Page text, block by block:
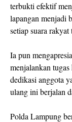
terbukti efektif
lapangan menjadi
setiap suara
Ia pun
menjalankan
dedikasi anggota
ulang ini berjalan
Polda Lampung